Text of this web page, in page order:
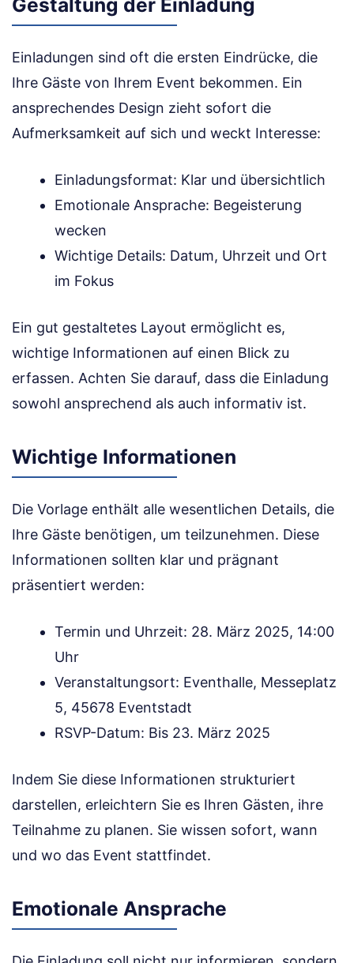
Gestaltung der Einladung
Einladungen sind oft die ersten Eindrücke, die
Ihre Gäste von Ihrem Event bekommen. Ein
ansprechendes Design zieht sofort die
Aufmerksamkeit auf sich und weckt Interesse:
Einladungsformat: Klar und übersichtlich
Emotionale Ansprache: Begeisterung
wecken
Wichtige Details: Datum, Uhrzeit und Ort
im Fokus
Ein gut gestaltetes Layout ermöglicht es,
wichtige Informationen auf einen Blick zu
erfassen. Achten Sie darauf, dass die Einladung
sowohl ansprechend als auch informativ ist.
Wichtige Informationen
Die Vorlage enthält alle wesentlichen Details, die
Ihre Gäste benötigen, um teilzunehmen. Diese
Informationen sollten klar und prägnant
präsentiert werden:
Termin und Uhrzeit: 28. März 2025, 14:00
Uhr
Veranstaltungsort: Eventhalle, Messeplatz
5, 45678 Eventstadt
RSVP-Datum: Bis 23. März 2025
Indem Sie diese Informationen strukturiert
darstellen, erleichtern Sie es Ihren Gästen, ihre
Teilnahme zu planen. Sie wissen sofort, wann
und wo das Event stattfindet.
Emotionale Ansprache